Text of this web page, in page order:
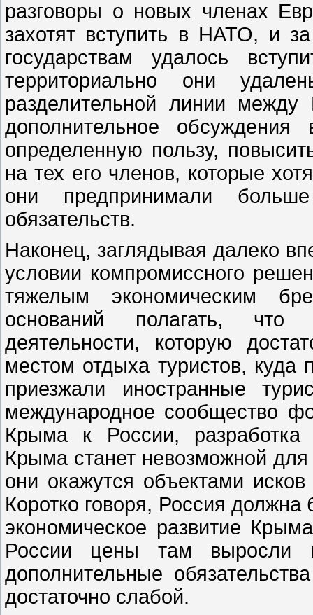
разговоры о новых членах
захотят вступить в НАТО, и
государствам удалось
территориально они
разделительной линии
дополнительное
определенную пользу,
на тех его членов, которые
они предпринимали
обязательств.
Наконец, заглядывая далеко
условии компромиссного
тяжелым экономическим
оснований полагать, что
деятельности, которую
местом отдыха туристов,
приезжали иностранные
международное сообщество
Крыма к России, разработка
Крыма станет невозможной
они окажутся объектами
Коротко говоря, Россия
экономическое развитие
России цены там выросли
дополнительные
достаточно слабой.